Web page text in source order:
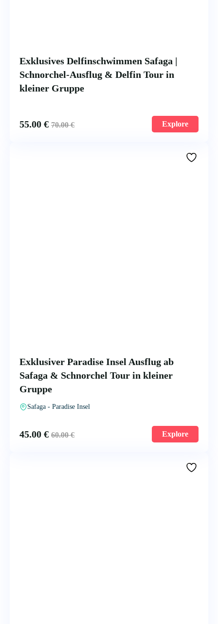
Exklusives Delfinschwimmen Safaga |
Schnorchel-Ausflug & Delfin Tour in
kleiner Gruppe
55.00 € 70.00€ Explore
Exklusiver Paradise Insel Ausflug ab
Safaga & Schnorchel Tour in kleiner
Gruppe
Safaga - Paradise Insel
45.00 € 60.00€ Explore